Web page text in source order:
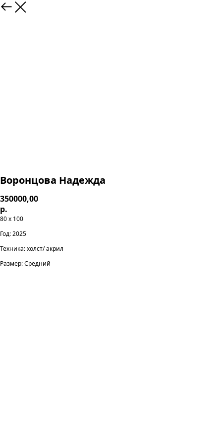
Воронцова Надежда
350000,00
р.
80 х 100
Год: 2025
Техника: холст/ акрил
Размер: Средний